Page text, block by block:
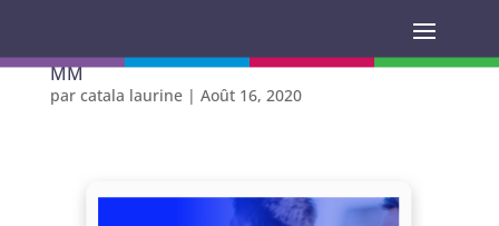
MM
par catala laurine| Août 16, 2020